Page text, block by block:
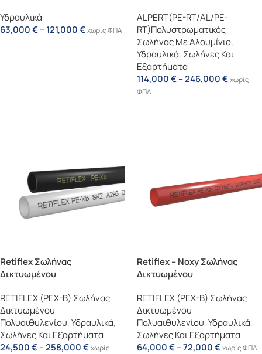
Υδραυλικά
63,000€–121,000€χωρίς ΦΠΑ
ALPERT(PE-RT/AL/PE-
RT)Πολυστρωματικός
Σωλήνας Με Αλουμίνιο,
Υδραυλικά, Σωλήνες Και
Εξαρτήματα
114,000€–246,000€χωρίς
ΦΠΑ
Retiflex Σωλήνας
Δικτυωμένου
(Αντιγραφή)
RETIFLEX (PEX-B) Σωλήνας
Δικτυωμένου
Πολυαιθυλενίου,Υδραυλικά,
Σωλήνες Και Εξαρτήματα
24,500€–258,000€χωρίς
Retiflex – Noxy Σωλήνας
Δικτυωμένου
Οξυγόνου 3 Ή 5 Στρώσεων
Εντός Προστατευτικού
Σπιράλ (PE-XB)
RETIFLEX (PEX-B) Σωλήνας
Δικτυωμένου
Πολυαιθυλενίου,Υδραυλικά,
Σωλήνες Και Εξαρτήματα
64,000€–72,000€χωρίς ΦΠΑ